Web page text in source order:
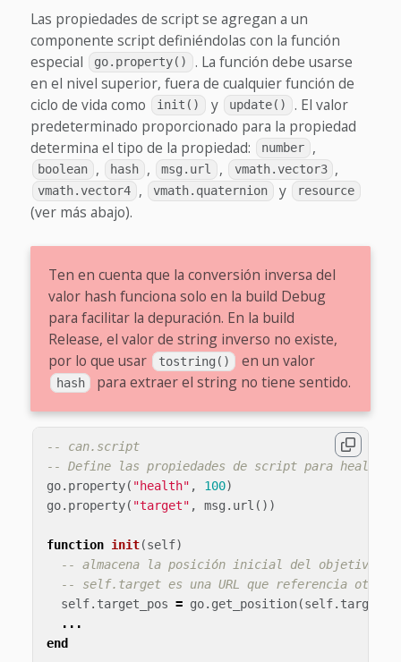
Las propiedades de script se agregan a un
componente script definiéndolas con la función
especial
go.property()
. La función debe usarse
en el nivel superior, fuera de cualquier función de
ciclo de vida como
init() y update()
. El valor
predeterminado proporcionado para la propiedad
determina el tipo de la propiedad:
number ,
boolean , hash , msg.url , vmath.vector3 ,
vmath.vector4 , vmath.quaternion y resource
(ver más abajo).
Ten en cuenta que la conversión inversa del
valor hash funciona solo en la build Debug
para facilitar la depuración. En la build
Release, el valor de string inverso no existe,
por lo que usar
tostring() en un valor
hash para extraer el string no tiene sentido.
-- can.script
-- Define las propiedades de script para health y
go. property( "health" , 100)
go. property( "target" , msg . url ())
function init(self)
-- almacena la posición inicial del objetivo.
-- self.target es una URL que referencia otro
self. target_pos = go. get_position(self. target
...
end